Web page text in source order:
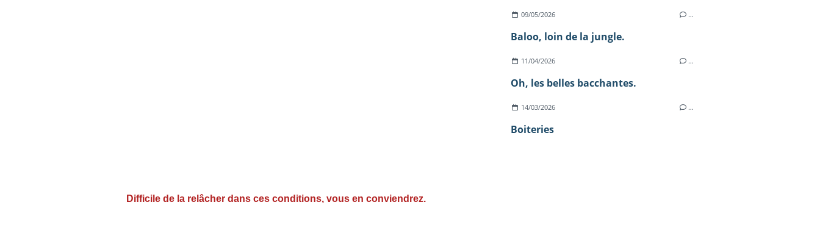
Difficile de la relâcher dans ces conditions, vous en conviendrez.
09/05/2026 …
Baloo, loin de la jungle.
11/04/2026 …
Oh, les belles bacchantes.
14/03/2026 …
Boiteries